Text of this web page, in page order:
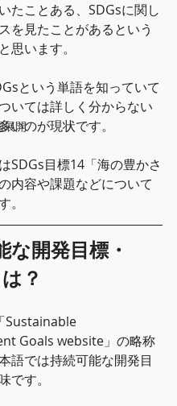
展開
たことある、SDGsに関し
を見たことがあるという
思います。
という単語を知っていて
いては詳しく分からない
いのが現状です。
SDGs目標14「海の豊かさ
内容や課題などについて
。
な開発目標・
？
Sustainable
Goals website」の略称
語では持続可能な開発目
です。